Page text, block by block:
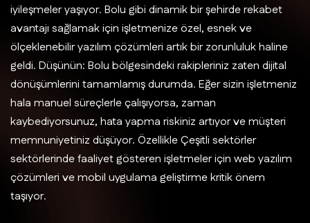
iyileşmeler yaşıyor. Bolu gibi dinamik bir şehirde rekabet
avantajı sağlamak için işletmenize özel, esnek ve
ölçeklenebilir yazılım çözümleri artık bir zorunluluk haline
geldi. Düşünün: Bolu bölgesindeki rakipleriniz zaten dijital
dönüşümlerini tamamlamış durumda. Eğer sizin işletmeniz
hala manuel süreçlerle çalışıyorsa, zaman
kaybediyorsunuz, hata yapma riskiniz artıyor ve müşteri
memnuniyetiniz düşüyor. Özellikle Çeşitli sektörler
sektörlerinde faaliyet gösteren işletmeler için web yazılım
çözümleri ve mobil uygulama geliştirme kritik önem
taşıyor.